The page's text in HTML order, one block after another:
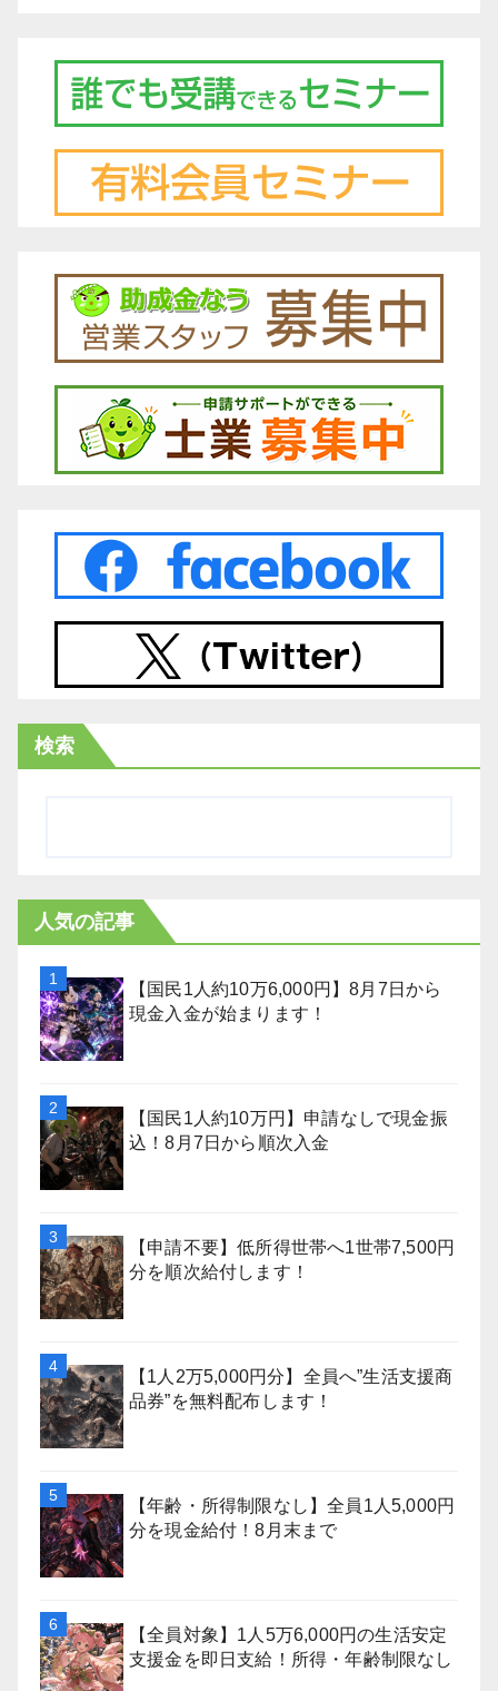
検索
人気の記事
【国民1人約10万6,000円】8月7日から
現金入金が始まります！
【国民1人約10万円】申請なしで現金振
込！8月7日から順次入金
【申請不要】低所得世帯へ1世帯7,500円
分を順次給付します！
【1人2万5,000円分】全員へ”生活支援商
品券”を無料配布します！
【年齢・所得制限なし】全員1人5,000円
分を現金給付！8月末まで
【全員対象】1人5万6,000円の生活安定
支援金を即日支給！所得・年齢制限なし